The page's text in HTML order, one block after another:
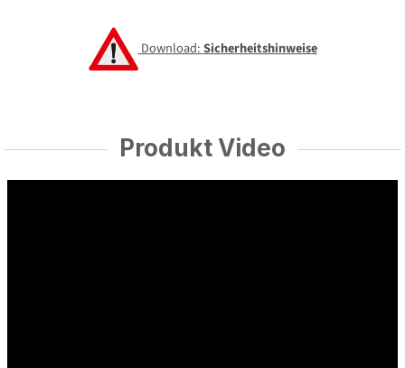
Download:Sicherheitshinweise
Produkt Video